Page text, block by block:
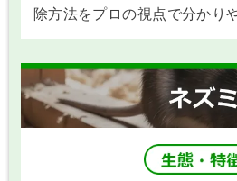
除方法をプロの視点で分かり